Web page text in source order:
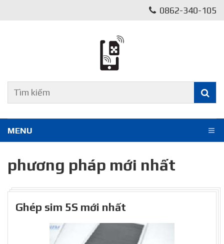
0862-340-105
MENU
phương pháp mới nhất
Ghép sim 5S mới nhất